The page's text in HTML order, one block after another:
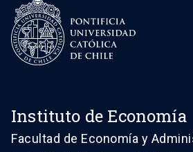
Instituto de Economía
Facultad de Economía y